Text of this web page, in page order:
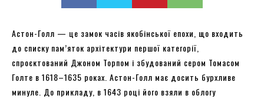
Астон-Голл — це замок часів якобінської епохи, що входить
до списку пам’яток архітектури першої категорії,
спроєктований Джоном Торпом і збудований сером Томасом
Голте в 1618–1635 роках. Астон-Голл має досить бурхливе
минуле. До прикладу, в 1643 році його взяли в облогу